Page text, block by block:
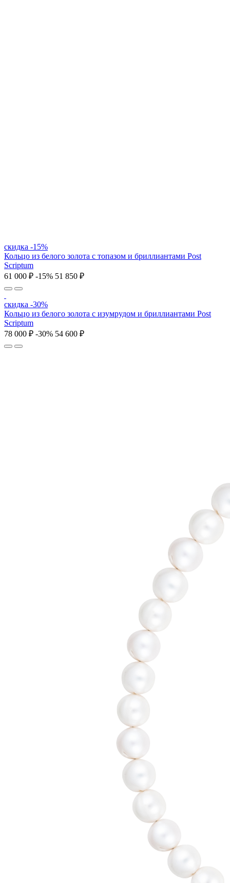
скидка -15%
Кольцо из белого золота с топазом и бриллиантами Post
Scriptum
61 000 ₽ -15% 51 850 ₽
скидка -30%
Кольцо из белого золота с изумрудом и бриллиантами Post
Scriptum
78 000 ₽ -30% 54 600 ₽